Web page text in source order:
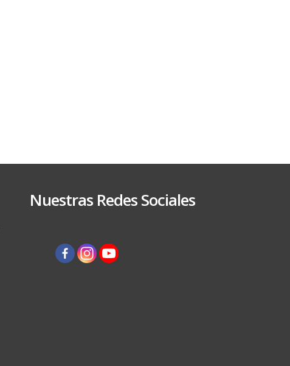
Nuestras Redes Sociales